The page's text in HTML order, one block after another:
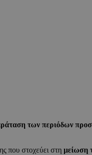
των περιόδων
που στοχεύει στη μείωση